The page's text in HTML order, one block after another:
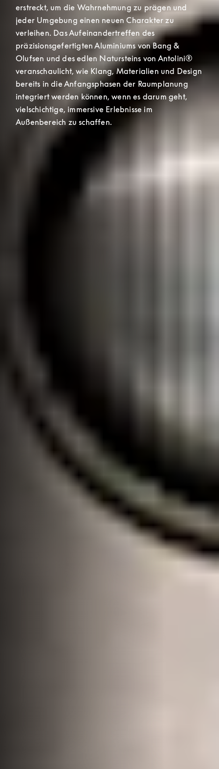
erstreckt, um die Wahrnehmung zu prägen und
jeder Umgebung einen neuen Charakter zu
verleihen. Das Aufeinandertreffen des
präzisionsgefertigten Aluminiums von Bang &
Olufsen und des edlen Natursteins von Antolini®
veranschaulicht, wie Klang, Materialien und Design
bereits in die Anfangsphasen der Raumplanung
integriert werden können, wenn es darum geht,
vielschichtige, immersive Erlebnisse im
Außenbereich zu schaffen.